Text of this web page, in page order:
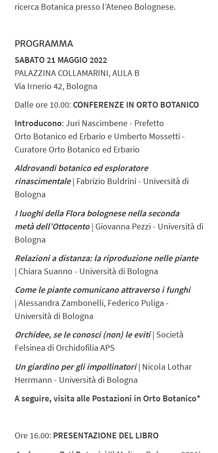
ricerca Botanica presso l’Ateneo Bolognese.
PROGRAMMA
SABATO 21 MAGGIO 2022
PALAZZINA COLLAMARINI, AULA B
Via Irnerio 42, Bologna
Dalle ore 10.00: CONFERENZE IN ORTO BOTANICO
Introducono: Juri Nascimbene - Prefetto
Orto Botanico ed Erbario e Umberto Mossetti -
Curatore Orto Botanico ed Erbario
Aldrovandi botanico ed esploratore
rinascimentale| Fabrizio Buldrini - Università di
Bologna
I luoghi della Flora bolognese nella seconda
metà dell’Ottocento| Giovanna Pezzi - Università di
Bologna
Relazioni a distanza: la riproduzione nelle piante
| Chiara Suanno - Università di Bologna
Come le piante comunicano attraverso i funghi
| Alessandra Zambonelli, Federico Puliga -
Università di Bologna
Orchidee, se le conosci (non) le eviti| Società
Felsinea di Orchidofilia APS
Un giardino per gli impollinatori| Nicola Lothar
Herrmann - Università di Bologna
A seguire, visita alle Postazioni in Orto Botanico*
Ore 16.00: PRESENTAZIONE DEL LIBRO